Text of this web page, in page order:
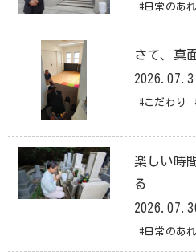
#日常のあ
さて、真
#こだわり
楽しい時
る
#日常のあ